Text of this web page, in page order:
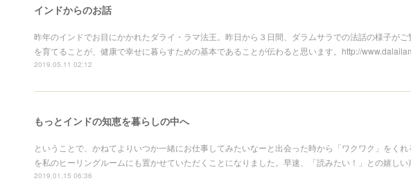
インドからのお話
昨年のインドでお目にかかれたダライ・ラマ法王。昨日から３日間、ダラムサラでの法話の様子が
を育てることが、健康で幸せに暮らすための基本であることが伝わると思います。http://
2019.05.11 02:12
もっとインドの知恵を暮らしの中へ
ということで、かねてよりいつか一緒にお仕事してみたいなーと出会った時から「ワクワク」をく
を私のヒーリングルームにも置かせていただくことになりました。早速、「読みたい！」との嬉し
2019.01.15 06:36